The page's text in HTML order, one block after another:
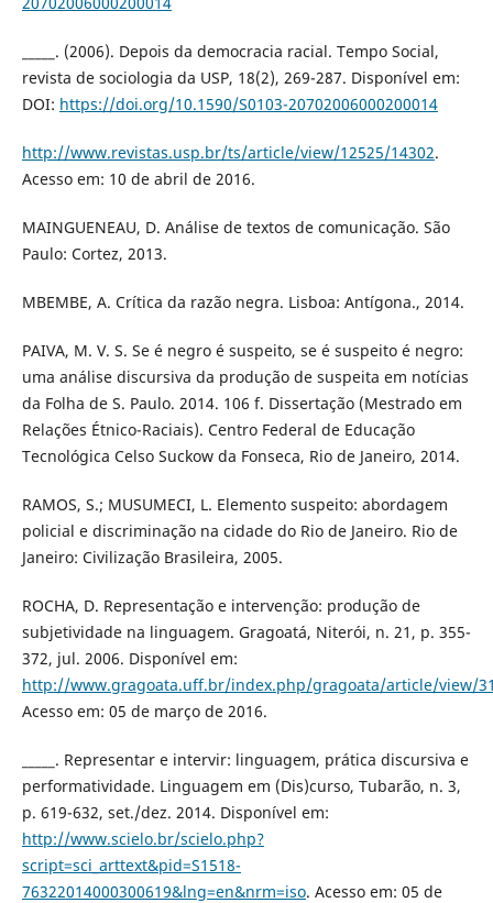
_____. (2006). Depois da democracia racial. Tempo Social,
revista de sociologia da USP, 18(2), 269-287. Disponível em:
DOI: https://doi.org/10.1590/S0103-20702006000200014
http://www.revistas.usp.br/ts/article/view/12525/14302.
Acesso em: 10 de abril de 2016.
MAINGUENEAU, D. Análise de textos de comunicação. São
Paulo: Cortez, 2013.
MBEMBE, A. Crítica da razão negra. Lisboa: Antígona., 2014.
PAIVA, M. V. S. Se é negro é suspeito, se é suspeito é negro:
uma análise discursiva da produção de suspeita em notícias
da Folha de S. Paulo. 2014. 106 f. Dissertação (Mestrado em
Relações Étnico-Raciais). Centro Federal de Educação
Tecnológica Celso Suckow da Fonseca, Rio de Janeiro, 2014.
RAMOS, S.; MUSUMECI, L. Elemento suspeito: abordagem
policial e discriminação na cidade do Rio de Janeiro. Rio de
Janeiro: Civilização Brasileira, 2005.
ROCHA, D. Representação e intervenção: produção de
subjetividade na linguagem. Gragoatá, Niterói, n. 21, p. 355-
372, jul. 2006. Disponível em:
http://www.gragoata.uff.br/index.php/gragoata/article/view/
Acesso em: 05 de março de 2016.
_____. Representar e intervir: linguagem, prática discursiva e
performatividade. Linguagem em (Dis)curso, Tubarão, n. 3,
p. 619-632, set./dez. 2014. Disponível em:
http://www.scielo.br/scielo.php?
script=sci_arttext&pid=S1518-
76322014000300619&lng=en&nrm=iso. Acesso em: 05 de